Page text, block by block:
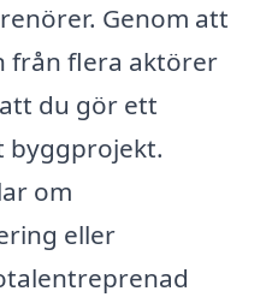
Genom att
från flera aktörer
du gör ett
byggprojekt.
om
eller